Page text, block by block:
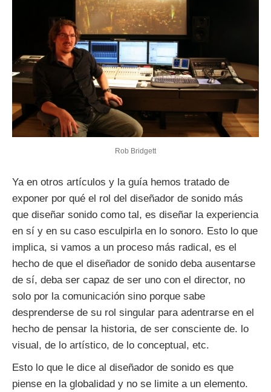
Rob Bridgett
Ya en otros artículos y la guía hemos tratado de
exponer por qué el rol del diseñador de sonido más
que diseñar sonido como tal, es diseñar la experiencia
en sí y en su caso esculpirla en lo sonoro. Esto lo que
implica, si vamos a un proceso más radical, es el
hecho de que el diseñador de sonido deba ausentarse
de sí, deba ser capaz de ser uno con el director, no
solo por la comunicación sino porque sabe
desprenderse de su rol singular para adentrarse en el
hecho de pensar la historia, de ser consciente de. lo
visual, de lo artístico, de lo conceptual, etc.
Esto lo que le dice al diseñador de sonido es que
piense en la globalidad y no se limite a un elemento.